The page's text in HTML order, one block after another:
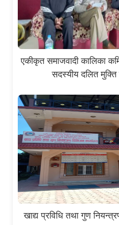
एकीकृत समाजवादी कालिका
सदस्यीय दलित
खाद्य प्रविधि तथा गुण